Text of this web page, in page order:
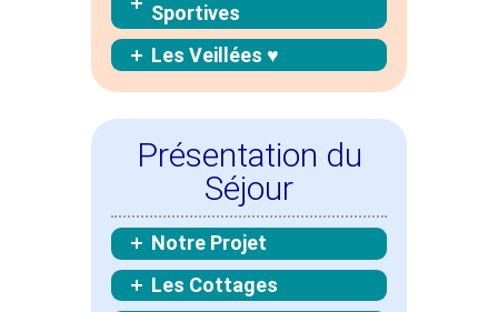
Sportives
Les Veillées ♥
Présentation du
Séjour
Notre Projet
Les Cottages